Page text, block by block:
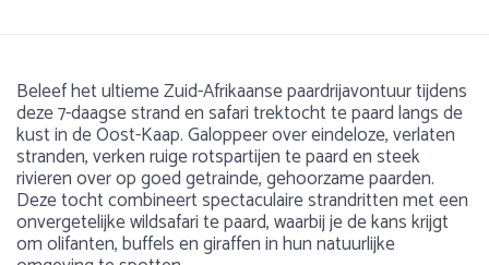
Beleef het ultieme Zuid-Afrikaanse paardrijavontuur tijdens
deze 7-daagse strand en safari trektocht te paard langs de
kust in de Oost-Kaap. Galoppeer over eindeloze, verlaten
stranden, verken ruige rotspartijen te paard en steek
rivieren over op goed getrainde, gehoorzame paarden.
Deze tocht combineert spectaculaire strandritten met een
onvergetelijke wildsafari te paard, waarbij je de kans krijgt
om olifanten, buffels en giraffen in hun natuurlijke